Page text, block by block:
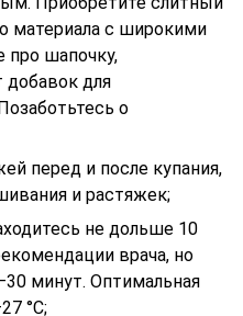
материала с широкими
про шапочку,
для
о
перед и после купания,
и растяжек;
не дольше 10
врача, но
минут. Оптимальная
°C;